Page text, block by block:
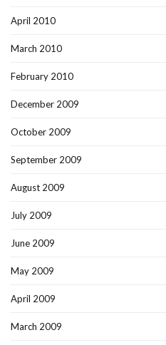
April 2010
March 2010
February 2010
December 2009
October 2009
September 2009
August 2009
July 2009
June 2009
May 2009
April 2009
March 2009